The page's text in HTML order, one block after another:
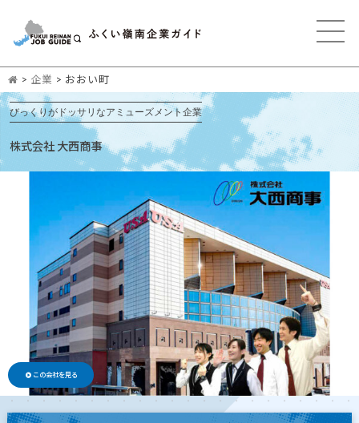
> 企業 > おおい町
びっくりがドッサリなアミューズメント企業
株式会社 大西商事
この会社を見る